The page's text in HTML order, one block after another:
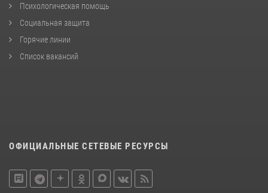
Психологическая помощь
Социальная защита
Горячие линии
Список вакансий
ОФИЦИАЛЬНЫЕ СЕТЕВЫЕ РЕСУРСЫ